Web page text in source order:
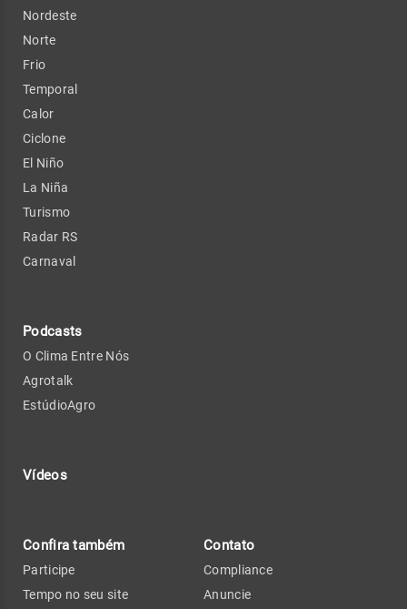
Nordeste
Norte
Frio
Temporal
Calor
Ciclone
El Niño
La Niña
Turismo
Radar RS
Carnaval
Podcasts
O Clima Entre Nós
Agrotalk
EstúdioAgro
Vídeos
Confira também
Participe
Tempo no seu site
Contato
Compliance
Anuncie